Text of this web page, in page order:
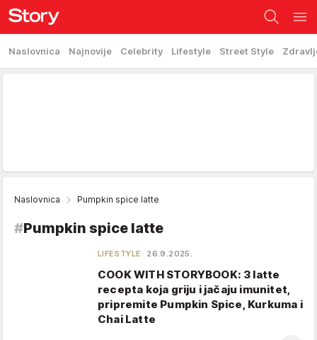
Naslovnica Najnovije Celebrity Lifestyle Street Style
Naslovnica Pumpkin spice latte
#Pumpkin spice latte
LIFESTYLE 26.9.2025.
COOK WITH STORYBOOK: 3 latte
recepta koja griju i jačaju imunitet,
pripremite Pumpkin Spice, Kurkuma i
Chai Latte